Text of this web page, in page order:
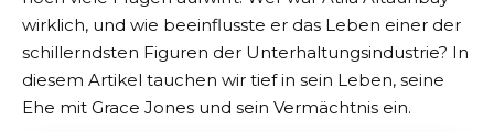
wirklich, und wie beeinflusste er das Leben einer der
schillerndsten Figuren der Unterhaltungsindustrie? In
diesem Artikel tauchen wir tief in sein Leben, seine
Ehe mit Grace Jones und sein Vermächtnis ein.